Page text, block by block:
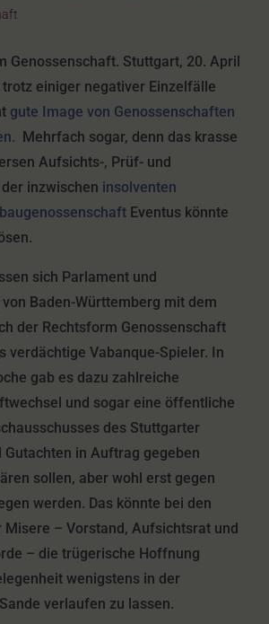
Genossenschaft. Stuttgart, 20. April
trotz einiger negativer Einzelfälle
gute Image von Genossenschaften
Mehrfach sogar, denn das krasse
Aufsichts-, Prüf- und
inzwischen insolventen
Eventus könnte
sich Parlament und
Baden-Württemberg mit dem
der Rechtsform Genossenschaft
verdächtige Vabanque-Spieler. In
gab es dazu zahlreiche
und sogar eine öffentliche
des Stuttgarter
Gutachten in Auftrag gegeben
sollen, aber wohl erst gegen
werden. Das könnte bei den
Misere – Vorstand, Aufsichtsrat und
– die trügerische Hoffnung
wenigstens in der
verlaufen zu lassen.